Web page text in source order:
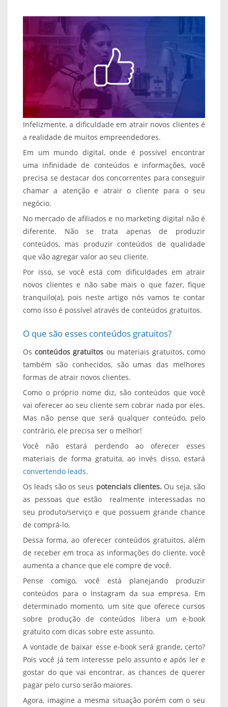
Infelizmente, a dificuldade em atrair novos clientes é
a realidade de muitos empreendedores.
Em um mundo digital, onde é possível encontrar
uma infinidade de conteúdos e informações, você
precisa se destacar dos concorrentes para conseguir
chamar a atenção e atrair o cliente para o seu
negócio.
No mercado de afiliados e no marketing digital não é
diferente. Não se trata apenas de produzir
conteúdos, mas produzir conteúdos de qualidade
que vão agregar valor ao seu cliente.
Por isso, se você está com dificuldades em atrair
novos clientes e não sabe mais o que fazer, fique
tranquilo(a), pois neste artigo nós vamos te contar
como isso é possível através de conteúdos gratuitos.
O que são esses conteúdos gratuitos?
Osconteúdos gratuitos ou materiais gratuitos, como
também são conhecidos, são umas das melhores
formas de atrair novos clientes.
Como o próprio nome diz, são conteúdos que você
vai oferecer ao seu cliente sem cobrar nada por eles.
Mas não pense que será qualquer conteúdo, pelo
contrário, ele precisa ser o melhor!
Você não estará perdendo ao oferecer esses
materiais de forma gratuita, ao invés disso, estará
convertendo leads.
Os leads são os seus potenciais clientes. Ou seja, são
as pessoas que estão realmente interessadas no
seu produto/serviço e que possuem grande chance
de comprá-lo.
Dessa forma, ao oferecer conteúdos gratuitos, além
de receber em troca as informações do cliente, você
aumenta a chance que ele compre de você.
Pense comigo, você está planejando produzir
conteúdos para o Instagram da sua empresa. Em
determinado momento, um site que oferece cursos
sobre produção de conteúdos libera um e-book
gratuito com dicas sobre este assunto.
A vontade de baixar esse e-book será grande, certo?
Pois você já tem interesse pelo assunto e após ler e
gostar do que vai encontrar, as chances de querer
pagar pelo curso serão maiores.
Agora, imagine a mesma situação porém com o seu